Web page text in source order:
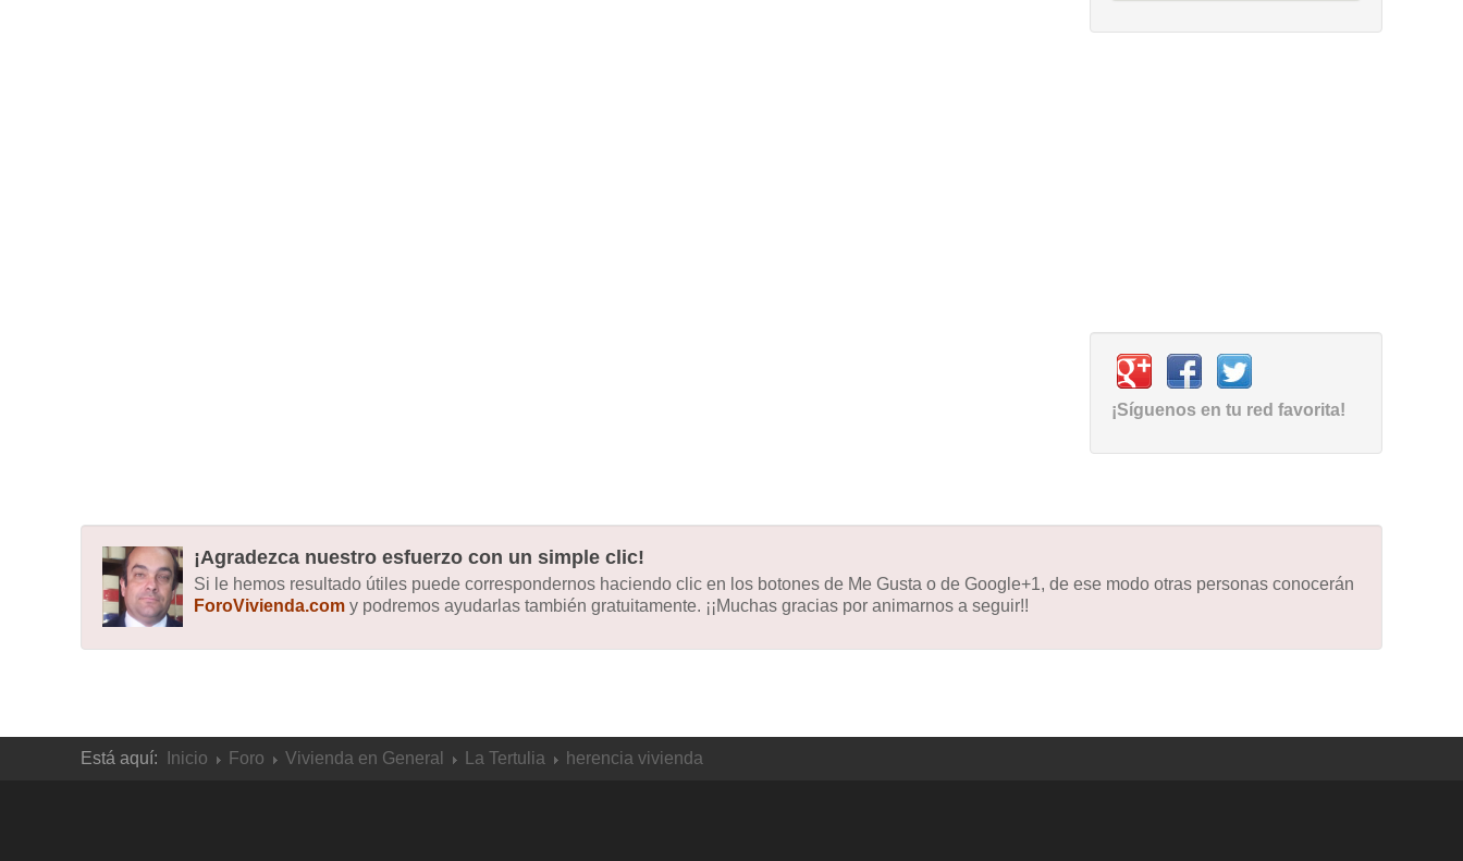
¡Síguenos en tu red favorita!
¡Agradezca nuestro esfuerzo con un simple clic!
Si le hemos resultado útiles puede correspondernos haciendo clic en los botones de Me Gusta o de Google+1, de ese modo otras personas conocerán
ForoVivienda.com y podremos ayudarlas también gratuitamente. ¡¡Muchas gracias por animarnos a seguir!!
Está aquí: Inicio Foro Vivienda en General La Tertulia herencia vivienda